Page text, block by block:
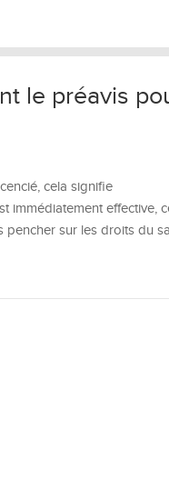
le préavis
cela signifie
immédiatement effective,
pencher sur les droits du